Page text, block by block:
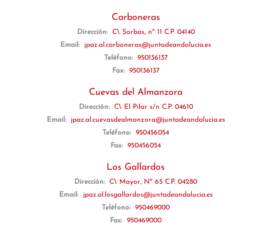
Carboneras
Dirección:
C\ Sorbas, nº 11 C.P. 04140
Email:
jpaz.al.carboneras@juntadeandalucia.es
Teléfono:
950136137
Fax:
950136137
Cuevas del Almanzora
Dirección:
C\ El Pilar s/n C.P. 04610
Email:
jpaz.al.cuevasdealmanzora@juntadeandalucia.es
Teléfono:
950456054
Fax:
950456054
Los Gallardos
Dirección:
C\ Mayor, Nº 65 C.P. 04280
Email:
jpaz.al.losgallardos@juntadeandalucia.es
Teléfono:
950469000
Fax:
950469000